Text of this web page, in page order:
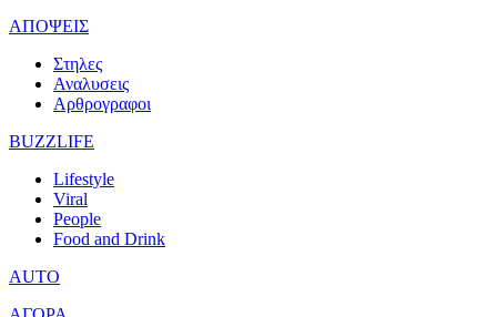
ΑΠΟΨΕΙΣ
Στηλες
Αναλυσεις
Αρθρογραφοι
BUZZLIFE
Lifestyle
Viral
People
Food and Drink
AUTO